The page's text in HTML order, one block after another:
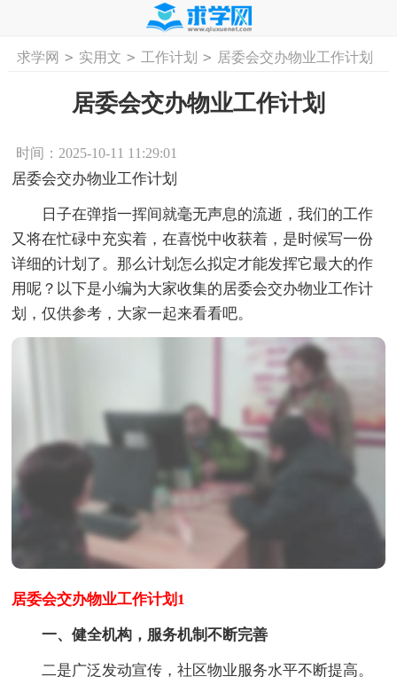
首页 工作计划 活动计划 学习计划
求学网 > 实用文 > 工作计划 > 居委会交办物业工作计划
居委会交办物业工作计划
时间：2025-10-11 11:29:01
居委会交办物业工作计划
日子在弹指一挥间就毫无声息的流逝，我们的工作
又将在忙碌中充实着，在喜悦中收获着，是时候写一份
详细的计划了。那么计划怎么拟定才能发挥它最大的作
用呢？以下是小编为大家收集的居委会交办物业工作计
划，仅供参考，大家一起来看看吧。
居委会交办物业工作计划1
一、健全机构，服务机制不断完善
二是广泛发动宣传，社区物业服务水平不断提高。